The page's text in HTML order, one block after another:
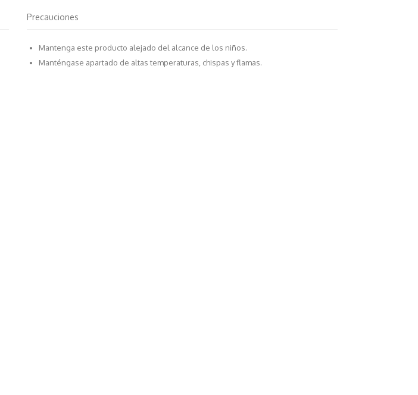
Precauciones
Mantenga este producto alejado del alcance de los niños.
Manténgase apartado de altas temperaturas, chispas y flamas.